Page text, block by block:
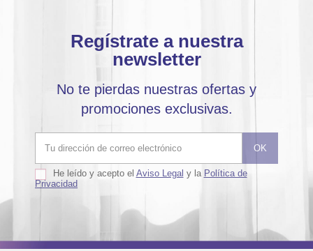
Regístrate a nuestra
newsletter
No te pierdas nuestras ofertas y
promociones exclusivas.
He leído y acepto el Aviso Legal y la Política de
Privacidad